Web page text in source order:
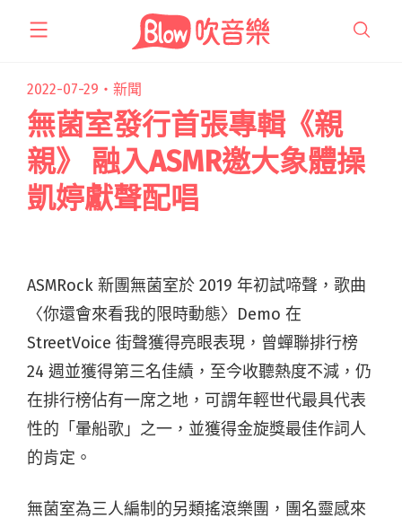
2022-07-29・ 新聞
無菌室發行首張專輯《親
親》 融入ASMR邀大象體操
凱婷獻聲配唱
ASMRock 新團無菌室於 2019 年初試啼聲，歌曲
〈你還會來看我的限時動態〉Demo 在
StreetVoice 街聲獲得亮眼表現，曾蟬聯排行榜
24 週並獲得第三名佳績，至今收聽熱度不減，仍
在排行榜佔有一席之地，可謂年輕世代最具代表
性的「暈船歌」之一，並獲得金旋獎最佳作詞人
的肯定。
無菌室為三人編制的另類搖滾樂團，團名靈感來